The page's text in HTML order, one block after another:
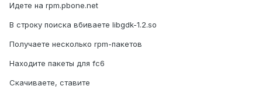
Идете на rpm.pbone.net
В строку поиска вбиваете libgdk-1.2.so
Получаете несколько rpm-пакетов
Находите пакеты для fc6
Скачиваете, ставите